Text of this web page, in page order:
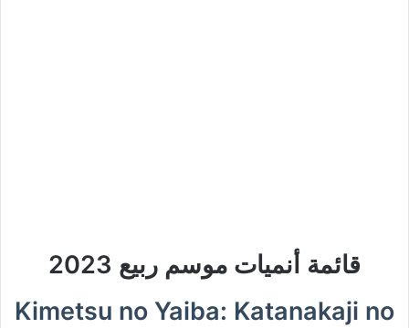
قائمة أنميات موسم ربيع 2023
Kimetsu no Yaiba: Katanakaji no